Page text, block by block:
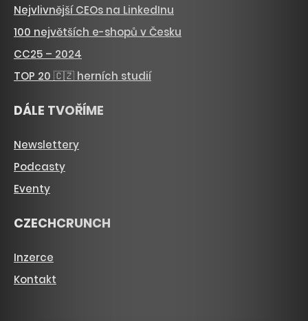
Nejvlivnější CEOs na LinkedInu
100 největších e-shopů v Česku
CC25 – 2024
TOP 20 🇨🇿 herních studií
DÁLE TVOŘÍME
Newslettery
Podcasty
Eventy
CZECHCRUNCH
Inzerce
Kontakt